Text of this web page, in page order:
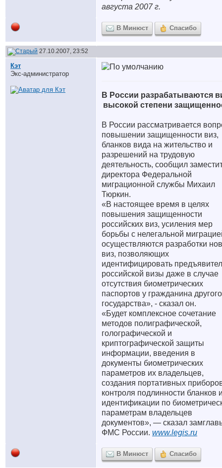
августа 2007 г.
В Минюст Спасибо
27.10.2007, 23:52
Кэт
Экс-администратор
В России разрабатываются
высокой степени
В России рассматривается
повышении защищенности виз,
бланков вида на жительство и
разрешений на трудовую
деятельность, сообщил
директора Федеральной
миграционной службы Михаил
Тюркин.
«В настоящее время в целях
повышения защищенности
российских виз, усиления мер
борьбы с нелегальной
осуществляются разработки
виз, позволяющих
идентифицировать
российской визы даже в случае
отсутствия биометрических
паспортов у гражданина другого
государства», - сказал он.
«Будет комплексное сочетание
методов полиграфической,
голографической и
криптографической защиты
информации, введения в
документы биометрических
параметров их владельцев,
создания портативных
контроля подлинности бланков
идентификации по
параметрам владельцев
документов», — сказал
ФМС России. www.legis.ru
В Минюст Спасибо